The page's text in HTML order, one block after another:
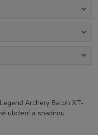
Archery Batoh XT-
uložení a snadnou